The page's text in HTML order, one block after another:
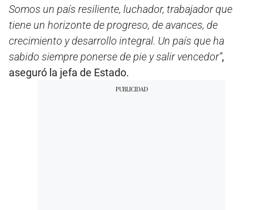
s
7
s
e
c
n
Somos un país resiliente, luchador, trabajador que
tiene un horizonte de progreso, de avances, de
crecimiento y desarrollo integral. Un país que ha
sabido siempre ponerse de pie y salir vencedor”,
aseguró la jefa de Estado.